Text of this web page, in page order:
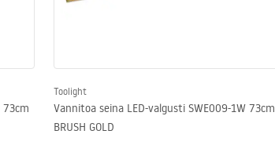
73cm
Toolight
Vannitoa seina LED-valgusti SWE009-1W 73cm
BRUSH GOLD